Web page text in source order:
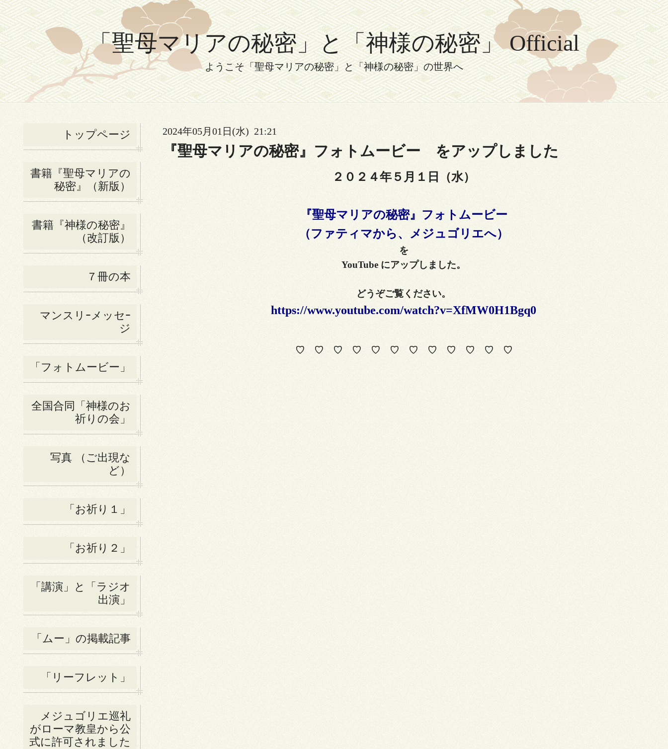
「聖母マリアの秘密」と「神様の秘密」 Official
ようこそ「聖母マリアの秘密」と「神様の秘密」の世界へ
トップページ
書籍『聖母マリアの
秘密』（新版）
書籍『神様の秘密』
（改訂版）
７冊の本
マンスリｰメッセｰ
ジ
「フォトムービー」
全国合同「神様のお
祈りの会」
写真 （ご出現な
ど）
「お祈り１」
「お祈り２」
「講演」と「ラジオ
出演」
「ムー」の掲載記事
「リーフレット」
メジュゴリエ巡礼
がローマ教皇から公
式に許可されました
2024年05月01日(水) 21:21
『聖母マリアの秘密』フォトムービー をアップしました
２０２４年５月１日（水）
『聖母マリアの秘密』フォ トムービー
（ファティマから、メジュゴリエへ）
を
YouTube にアップしました。
どうぞご覧ください。
https://www.youtube.com/watch?v=XfMW0H1Bgq0
♡ ♡ ♡ ♡ ♡ ♡ ♡ ♡ ♡ ♡ ♡ ♡